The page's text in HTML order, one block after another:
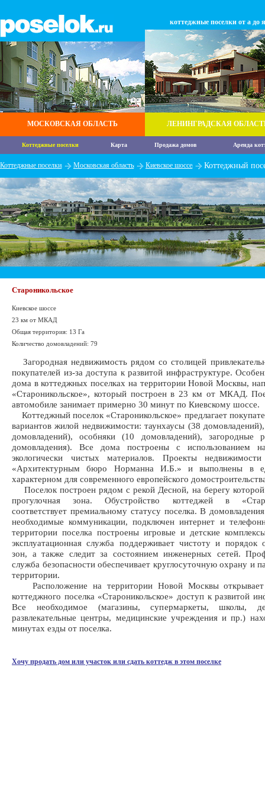
МОСКОВСКАЯ ОБЛАСТЬ
коттеджные поселки от а до я
ЛЕНИНГРАДСКАЯ
Коттеджные поселки Карта Продажа домов Аренда
Коттеджные поселки Московская область Киевское шоссе Коттеджный
Староникольское
Киевское шоссе
23 км от МКАД
Общая территория: 13 Га
Количество домовладений: 79
Загородная недвижимость рядом со столицей
покупателей из-за доступа к развитой инфраструктуре.
дома в коттеджных поселках на территории Новой Москвы,
«Староникольское», который построен в 23 км от МКАД.
автомобиле занимает примерно 30 минут по Киевскому шоссе.
Коттеджный поселок «Староникольское» предлагает
вариантов жилой недвижимости: таунхаусы (38
домовладений), особняки (10 домовладений), загородные
домовладения). Все дома построены с использованием
экологически чистых материалов. Проекты недвижимости
«Архитектурным бюро Норманна И.Б.» и выполнены в
характерном для современного европейского
Поселок построен рядом с рекой Десной, на берегу которой
прогулочная зона. Обустройство коттеджей в
соответствует премиальному статусу поселка. В
необходимые коммуникации, подключен интернет и
территории поселка построены игровые и детские
эксплуатационная служба поддерживает чистоту и порядок
зон, а также следит за состоянием инженерных сетей.
служба безопасности обеспечивает круглосуточную охрану и
территории.
Расположение на территории Новой Москвы открывает
коттеджного поселка «Староникольское» доступ к развитой
Все необходимое (магазины, супермаркеты, школы,
развлекательные центры, медицинские учреждения и пр.)
минутах езды от поселка.
Хочу продать дом или участок или сдать коттедж в этом поселке